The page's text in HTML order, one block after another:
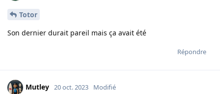
Totor
Son dernier durait pareil mais ça avait été
Répondre
Mutley 20 oct. 2023 Modifié